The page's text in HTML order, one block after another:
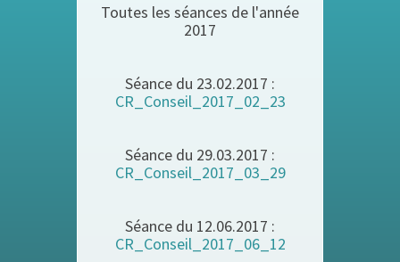
Toutes les séances de l'année
2017
Séance du 23.02.2017 :
CR_Conseil_2017_02_23
Séance du 29.03.2017 :
CR_Conseil_2017_03_29
Séance du 12.06.2017 :
CR_Conseil_2017_06_12